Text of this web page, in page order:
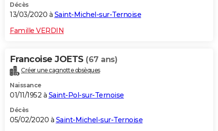
Décès
13/03/2020 à Saint-Michel-sur-Ternoise
Famille VERDIN
Francoise JOETS (67 ans)
Créer une cagnotte obsèques
Naissance
01/11/1952 à Saint-Pol-sur-Ternoise
Décès
05/02/2020 à Saint-Michel-sur-Ternoise